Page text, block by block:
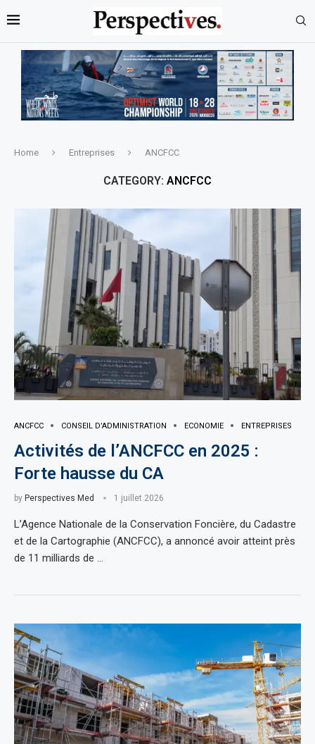
Home Entreprises ANCFCC
CATEGORY: ANCFCC
ANCFCC CONSEIL D’ADMINISTRATION ECONOMIE ENTREPRISES
Activités de l’ANCFCC en 2025 :
Forte hausse du CA
by Perspectives Med 1 juillet 2026
L’Agence Nationale de la Conservation Foncière, du Cadastre
et de la Cartographie (ANCFCC), a annoncé avoir atteint près
de 11 milliards de …